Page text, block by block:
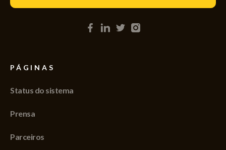
PÁGINAS
Status do sistema
Prensa
Parceiros